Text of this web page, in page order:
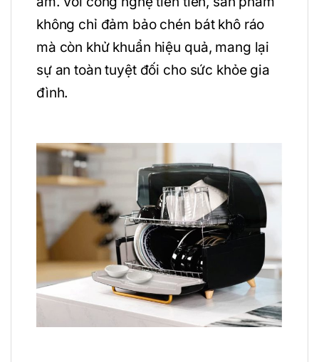
không chỉ đảm bảo chén bát khô ráo
mà còn khử khuẩn hiệu quả, mang lại
sự an toàn tuyệt đối cho sức khỏe gia
đình.